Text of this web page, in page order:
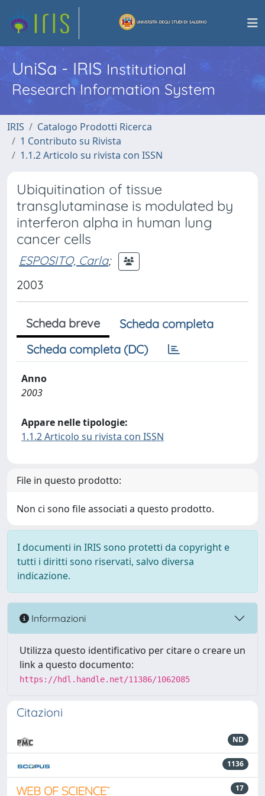
UniSa - IRISInstitutional
Research Information System
IRIS
Catalogo Prodotti Ricerca
1 Contributo su Rivista
1.1.2 Articolo su rivista con ISSN
Ubiquitination of tissue
transglutaminase is modulated by
interferon alpha in human lung
cancer cells
ESPOSITO, Carla;
2003
Scheda breve
Scheda completa
Scheda completa (DC)
Anno
2003
Appare nelle tipologie:
1.1.2 Articolo su rivista con ISSN
File in questo prodotto:
Non ci sono file associati a questo prodotto.
I documenti in IRIS sono protetti da copyright e
tutti i diritti sono riservati, salvo diversa
indicazione.
Informazioni
Utilizza questo identificativo per citare o creare un
link a questo documento:
https://hdl.handle.net/11386/1062085
Citazioni
ND
1136
17